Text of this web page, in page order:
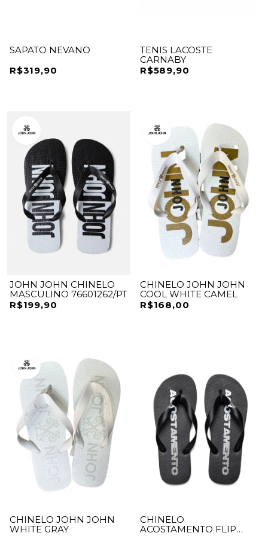
SAPATO NEVANO
R$319,90
TENIS LACOSTE
CARNABY
R$589,90
JOHN JOHN CHINELO
MASCULINO 76601262/PT
R$199,90
CHINELO JOHN JOHN
COOL WHITE CAMEL
R$168,00
CHINELO JOHN JOHN
WHITE GRAY
CHINELO
ACOSTAMENTO FLIP